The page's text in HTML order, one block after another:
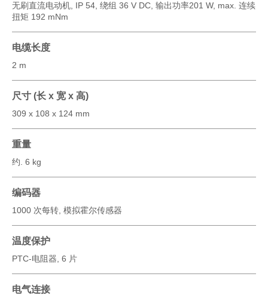
无刷直流电动机, IP 54, 绕组 36 V DC, 输出功率201 W, max. 连续
扭矩 192 mNm
电缆长度
2 m
尺寸 (长 x 宽 x 高)
309 x 108 x 124 mm
重量
约. 6 kg
编码器
1000 次每转, 模拟霍尔传感器
温度保护
PTC-电阻器, 6 片
电气连接